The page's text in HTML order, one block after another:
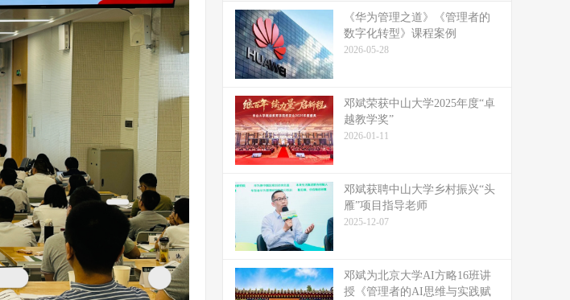
《华为管理之道》《管理者的
数字化转型》课程案例
2026-05-28
邓斌荣获中山大学2025年度“卓
越教学奖”
2026-01-11
邓斌获聘中山大学乡村振兴“头
雁”项目指导老师
2025-12-07
邓斌为北京大学AI方略16班讲
授《管理者的AI思维与实践赋